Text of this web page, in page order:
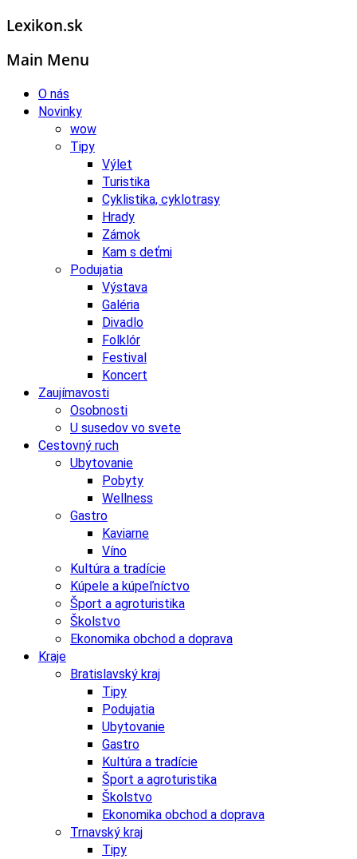
Lexikon.sk
Main Menu
O nás
Novinky
wow
Tipy
Výlet
Turistika
Cyklistika, cyklotrasy
Hrady
Zámok
Kam s deťmi
Podujatia
Výstava
Galéria
Divadlo
Folklór
Festival
Koncert
Zaujímavosti
Osobnosti
U susedov vo svete
Cestovný ruch
Ubytovanie
Pobyty
Wellness
Gastro
Kaviarne
Víno
Kultúra a tradície
Kúpele a kúpeľníctvo
Šport a agroturistika
Školstvo
Ekonomika obchod a doprava
Kraje
Bratislavský kraj
Tipy
Podujatia
Ubytovanie
Gastro
Kultúra a tradície
Šport a agroturistika
Školstvo
Ekonomika obchod a doprava
Trnavský kraj
Tipy